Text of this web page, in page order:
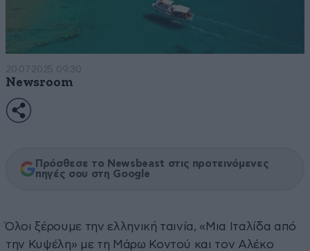
20·07·2025 09:30
Newsroom
Πρόσθεσε το Newsbeast στις προτεινόμενες
πηγές σου στη Google
Όλοι ξέρουμε την ελληνική ταινία, «Μια Ιταλίδα από
την Κυψέλη» με τη Μάρω Κοντού και τον Αλέκο